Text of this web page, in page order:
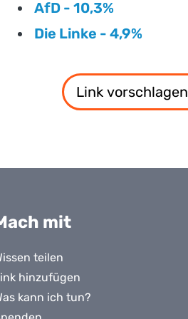
AfD - 10,3%
Die Linke - 4,9%
Link vorschlagen
mit
teilen
hinzufügen
kann ich tun?